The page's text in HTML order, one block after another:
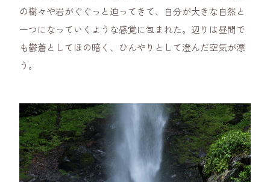
の樹々や岩がぐぐっと迫ってきて、自分が大きな自然と
一つになっていくような感覚に包まれた。辺りは昼間で
も鬱蒼としてほの暗く、ひんやりとして澄んだ空気が漂
う。